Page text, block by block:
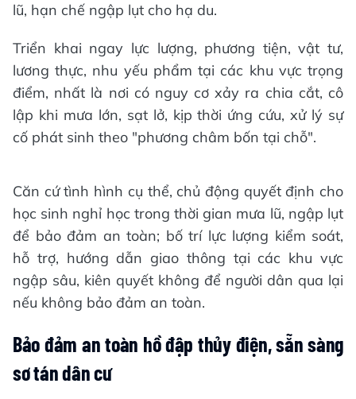
lũ, hạn chế ngập lụt cho hạ du.
Triển khai ngay lực lượng, phương tiện, vật tư,
lương thực, nhu yếu phẩm tại các khu vực trọng
điểm, nhất là nơi có nguy cơ xảy ra chia cắt, cô
lập khi mưa lớn, sạt lở, kịp thời ứng cứu, xử lý sự
cố phát sinh theo "phương châm bốn tại chỗ".
Căn cứ tình hình cụ thể, chủ động quyết định cho
học sinh nghỉ học trong thời gian mưa lũ, ngập lụt
để bảo đảm an toàn; bố trí lực lượng kiểm soát,
hỗ trợ, hướng dẫn giao thông tại các khu vực
ngập sâu, kiên quyết không để người dân qua lại
nếu không bảo đảm an toàn.
Bảo đảm an toàn hồ đập thủy điện, sẵn sàng
sơ tán dân cư